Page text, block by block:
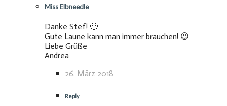
Miss Elbneedle
Danke Stef! 🙂
Gute Laune kann man immer brauchen! 😉
Liebe Grüße
Andrea
26. März 2018
Reply